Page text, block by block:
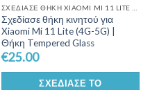
Σχεδίασε θήκη κινητού για
Xiaomi Mi 11 Lite (4G-5G) |
Θήκη Tempered Glass
€25.00
ΣΧΕΔΊΑΣΕ ΤΟ